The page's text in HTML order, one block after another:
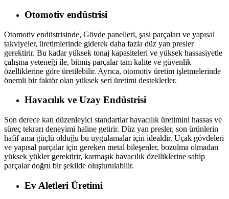
Otomotiv endüstrisi
Otomotiv endüstrisinde, Gövde panelleri, şasi parçaları ve yapısal
takviyeler, üretimlerinde giderek daha fazla düz yan presler
gerektirir. Bu kadar yüksek tonaj kapasiteleri ve yüksek hassasiyetle
çalışma yeteneği ile, bitmiş parçalar tam kalite ve güvenlik
özelliklerine göre üretilebilir. Ayrıca, otomotiv üretim işletmelerinde
önemli bir faktör olan yüksek seri üretimi desteklerler.
Havacılık ve Uzay Endüstrisi
Son derece katı düzenleyici standartlar havacılık üretimini hassas ve
süreç tekrarı deneyimi haline getirir. Düz yan presler, son ürünlerin
hafif ama güçlü olduğu bu uygulamalar için idealdir. Uçak gövdeleri
ve yapısal parçalar için gereken metal bileşenler, bozulma olmadan
yüksek yükler gerektirir, karmaşık havacılık özelliklerine sahip
parçalar doğru bir şekilde oluşturulabilir.
Ev Aletleri Üretimi